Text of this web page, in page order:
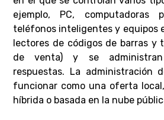
ejemplo, PC, computadoras
teléfonos inteligentes y equipos
lectores de códigos de barras y
de venta) y se
respuestas. La administración
funcionar como una oferta
híbrida o basada en la nube